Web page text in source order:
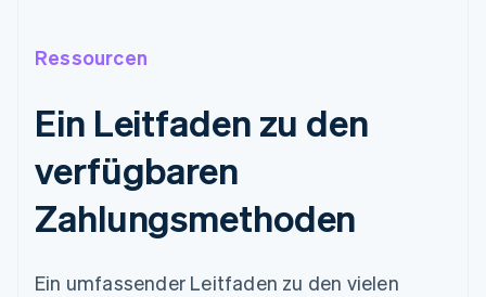
Ressourcen
Ein Leitfaden zu den
verfügbaren
Zahlungsmethoden
Ein umfassender Leitfaden zu den vielen